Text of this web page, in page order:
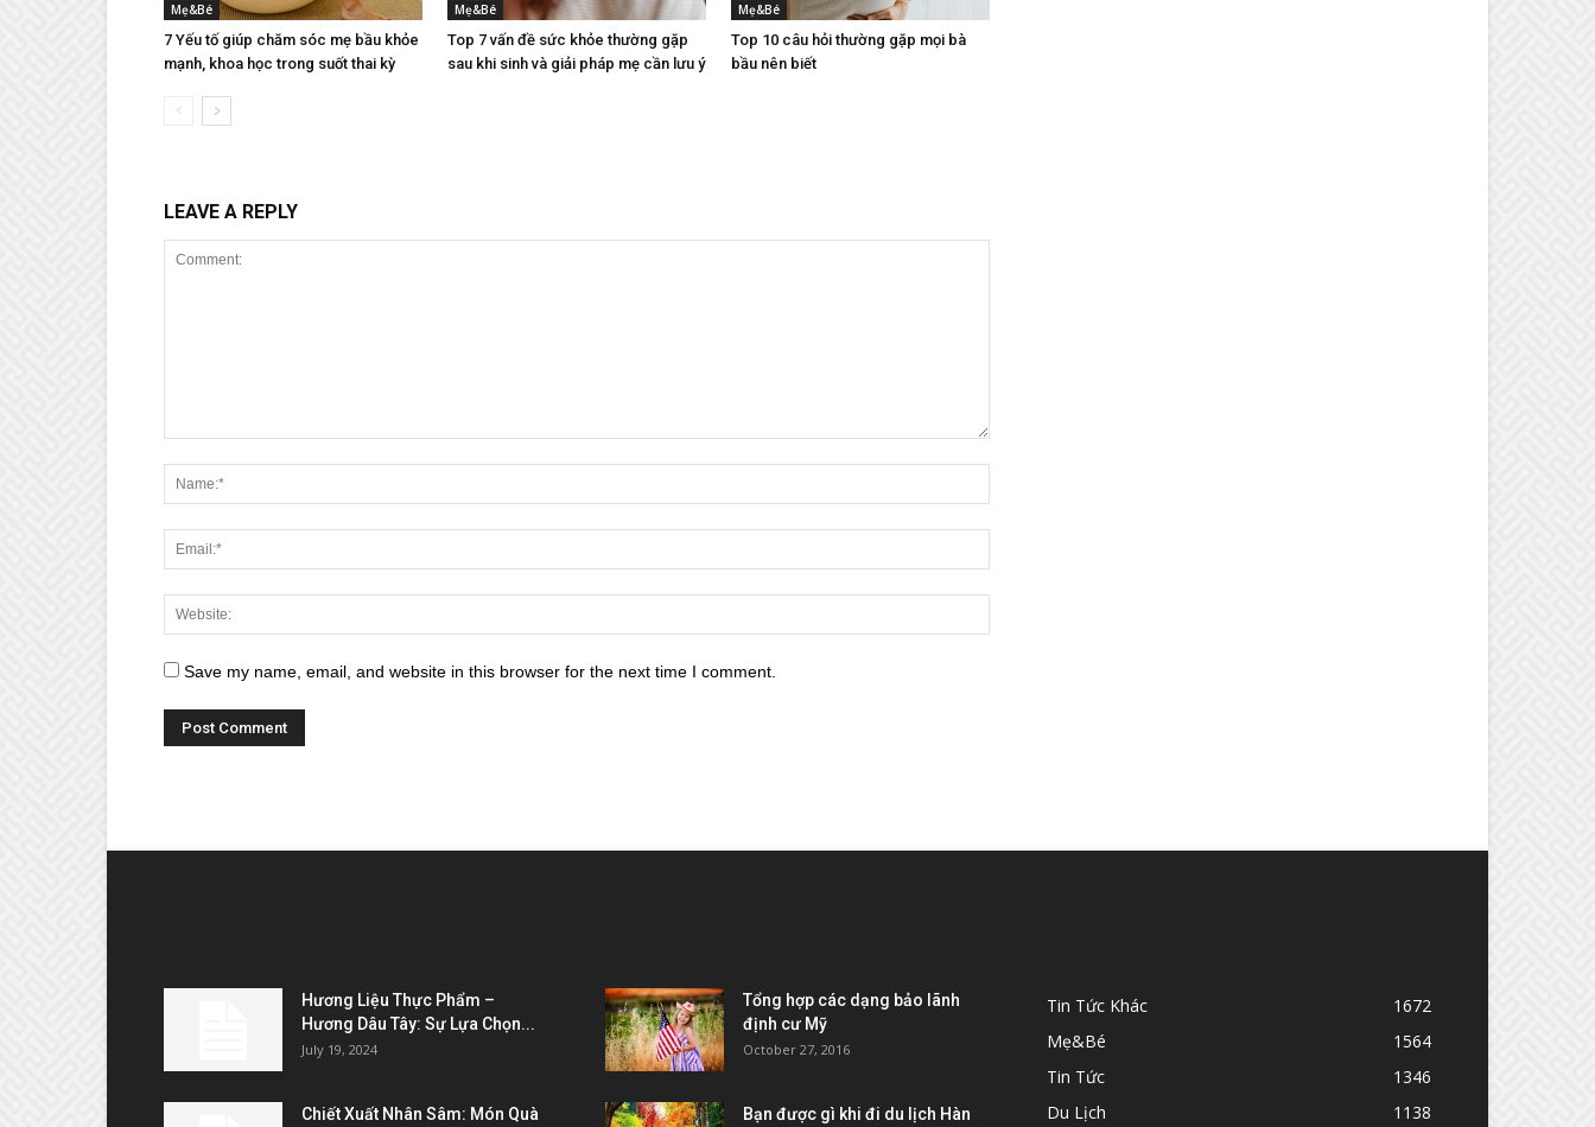
Mẹ&Bé
7 Yếu tố giúp chăm sóc mẹ bầu khỏe
mạnh, khoa học trong suốt thai kỳ
Mẹ&Bé
Top 7 vấn đề sức khỏe thường gặp
sau khi sinh và giải pháp mẹ cần lưu ý
Mẹ&Bé
Top 10 câu hỏi thường gặp mọi bà
bầu nên biết
LEAVE A REPLY
Save my name, email, and website in this browser for the next time I comment.
Hương Liệu Thực Phẩm –
Hương Dâu Tây: Sự Lựa Chọn...
July 19, 2024
Chiết Xuất Nhân Sâm: Món Quà
Tổng hợp các dạng bảo lãnh
định cư Mỹ
October 27, 2016
Bạn được gì khi đi du lịch Hàn
Tin Tức Khác
1672
Mẹ&Bé
1564
Tin Tức
1346
Du Lịch
1138